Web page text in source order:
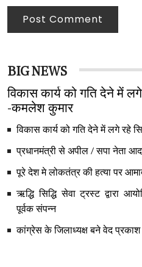
Post Comment
BIG NEWS
विकास कार्य को गति देने में लगे
-कमलेश कुमार
विकास कार्य को गति देने में लगे रहे
प्रधानमंत्री से अपील / सपा नेता
पूरे देश मे लोकतंत्र की हत्या पर
ऋद्धि सिद्धि सेवा ट्रस्ट द्वारा
पूर्वक संपन्न
कांग्रेस के जिलाध्यक्ष बने वेद प्रकाश